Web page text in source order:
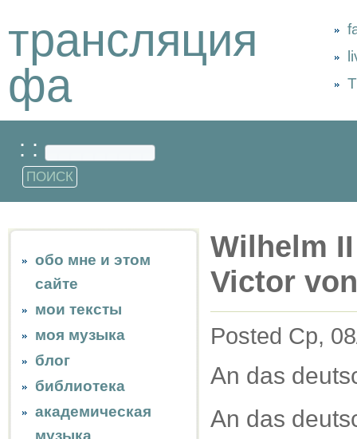
трансляция
фа
: :
обо мне и этом
сайте
мои тексты
моя музыка
блог
библиотека
академическая
музыка
Wilhelm
Victor
Posted Ср,
An das
An das